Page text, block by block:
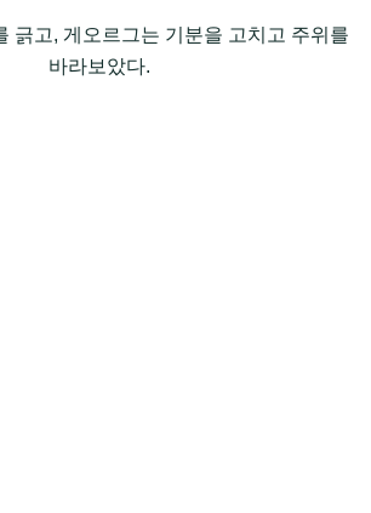
긁고, 게오르그는 기분을 고치고 주위를
바라보았다.